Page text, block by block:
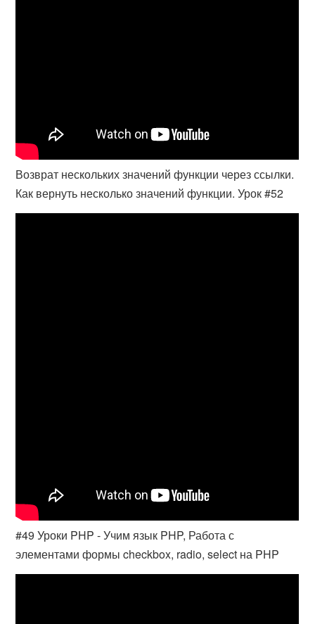
Возврат нескольких значений функции через ссылки.
Как вернуть несколько значений функции. Урок #52
#49 Уроки PHP - Учим язык PHP, Работа с
элементами формы checkbox, radio, select на PHP